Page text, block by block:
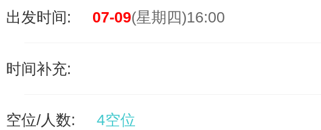
出发时间: 07-09(星期四)16:00
时间补充:
空位/人数: 4空位